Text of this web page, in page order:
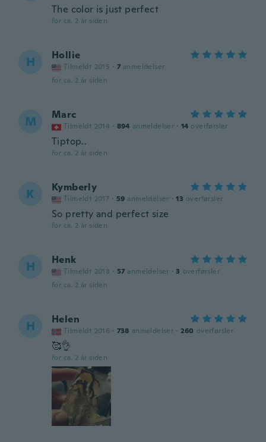
The color is just perfect
for ca. 2 år siden
H Hollie
Tilmeldt 2015 · 7 anmeldelser
for ca. 2 år siden
M Marc
Tilmeldt 2014 · 894 anmeldelser · 14 overførsler
Tiptop..
for ca. 2 år siden
K Kymberly
Tilmeldt 2017 · 59 anmeldelser · 13 overførsler
So pretty and perfect size
for ca. 2 år siden
H Henk
Tilmeldt 2018 · 57 anmeldelser · 3 overførsler
for ca. 2 år siden
H Helen
Tilmeldt 2016 · 738 anmeldelser · 260 overførsler
🥰👌
for ca. 2 år siden